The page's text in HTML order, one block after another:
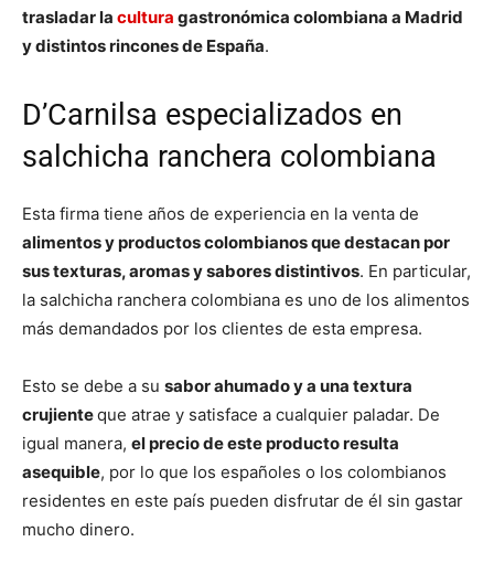
trasladar la cultura gastronómica colombiana a Madrid
y distintos rincones de España.
D’Carnilsa especializados en
salchicha ranchera colombiana
Esta firma tiene años de experiencia en la venta de
alimentos y productos colombianos que destacan por
sus texturas, aromas y sabores distintivos. En particular,
la salchicha ranchera colombiana es uno de los alimentos
más demandados por los clientes de esta empresa.
Esto se debe a su sabor ahumado y a una textura
crujienteque atrae y satisface a cualquier paladar. De
igual manera, el precio de este producto resulta
asequible, por lo que los españoles o los colombianos
residentes en este país pueden disfrutar de él sin gastar
mucho dinero.